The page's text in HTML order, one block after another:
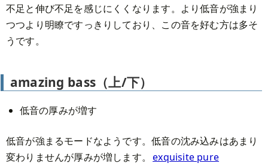
不足と伸び不足を感じにくくなります。より低音が強まり
つつより明瞭ですっきりしており、この音を好む方は多そ
うです。
amazing bass（上/下）
低音の厚みが増す
低音が強まるモードなようです。低音の沈み込みはあまり
変わりませんが厚みが増します。 exquisite pure